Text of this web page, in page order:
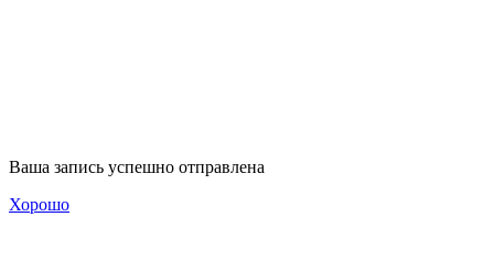
Ваша запись успешно отправлена
Хорошо